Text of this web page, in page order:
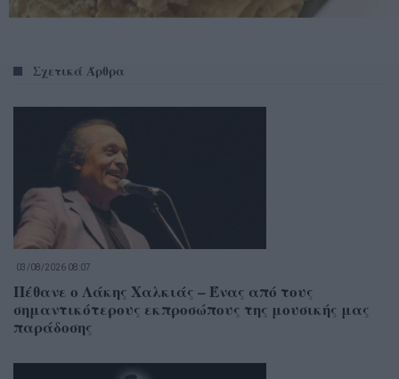
Σχετικά Άρθρα
03/08/2026 08:07
Πέθανε ο Λάκης Χαλκιάς – Ένας από τους
σημαντικότερους εκπροσώπους της μουσικής μας
παράδοσης